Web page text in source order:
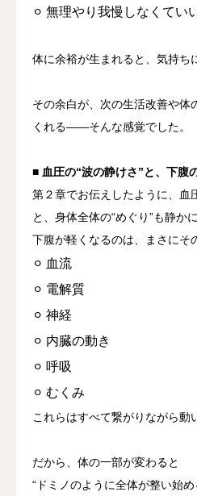
⚪︎ 無理やり我慢しなくてい
体に余裕が生まれると、気持ち
その余白が、次の生活改善や体
くれる——そんな感覚でした。
■ 血圧の“波の静けさ”と、下腹
第２章でお伝えしたように、
血
と、身体全体の“めぐり”も静か
下腹が軽くなるのは、まさにそ
⚪︎ 血流
⚪︎ 電解質
⚪︎ 神経
⚪︎ 内臓の動き
⚪︎ 呼吸
⚪︎ むくみ
これらはすべて繋がりながら動
だから、体の一部が変わると
“ドミノのように全体が整い始め